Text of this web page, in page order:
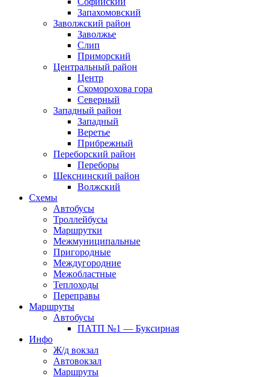
Запахомовский
Заволжский район
Заволжье
Слип
Приморский
Центральный район
Центр
Скоморохова гора
Северный
Западный район
Западный
Веретье
Прибрежный
Переборский район
Переборы
Шекснинский район
Волжский
Схемы
Автобусы
Троллейбусы
Маршрутки
Межмуниципальные
Пригородные
Междугородние
Межобластные
Теплоходы
Переправы
Маршруты
Автобусы
ПАТП №1 — Буксирная
Инфо
Ж/д вокзал
Автовокзал
Маршруты